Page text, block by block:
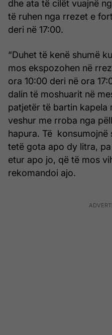
dhe ata të cilët vuajnë
të ruhen nga rrezet e
deri në 17:00.
“Duhet të kenë shumë
mos ekspozohen në
ora 10:00 deri në ora
dalin të moshuarit në
patjetër të bartin kapela
veshur me rroba nga
hapura. Të konsumojnë
tetë gota apo dy litra,
etur apo jo, që të mos
rekomandoi ajo.